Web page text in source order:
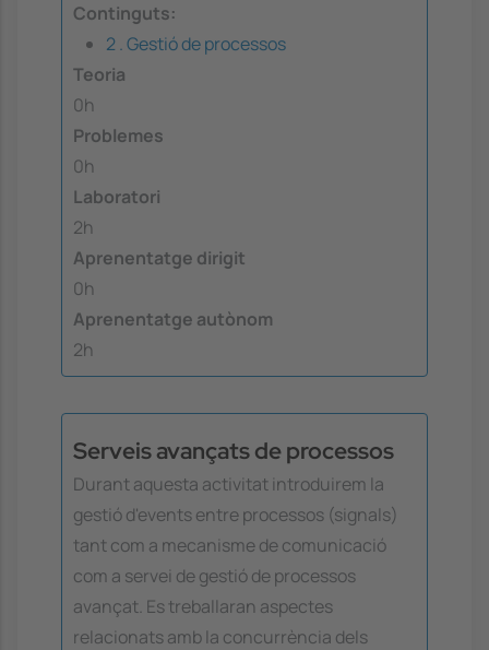
Continguts:
2 . Gestió de processos
Teoria
0h
Problemes
0h
Laboratori
2h
Aprenentatge dirigit
0h
Aprenentatge autònom
2h
Serveis avançats de processos
Durant aquesta activitat introduirem la
gestió d'events entre processos (signals)
tant com a mecanisme de comunicació
com a servei de gestió de processos
avançat. Es treballaran aspectes
relacionats amb la concurrència dels